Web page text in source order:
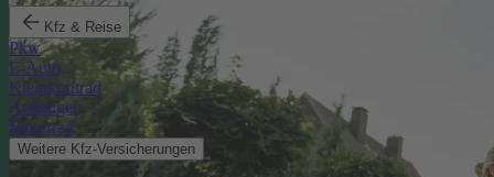
Kfz & Reise
Pkw
E-Auto
Kleinkraftrad
Anhänger
Motorrad
Weitere Kfz-Versicherungen